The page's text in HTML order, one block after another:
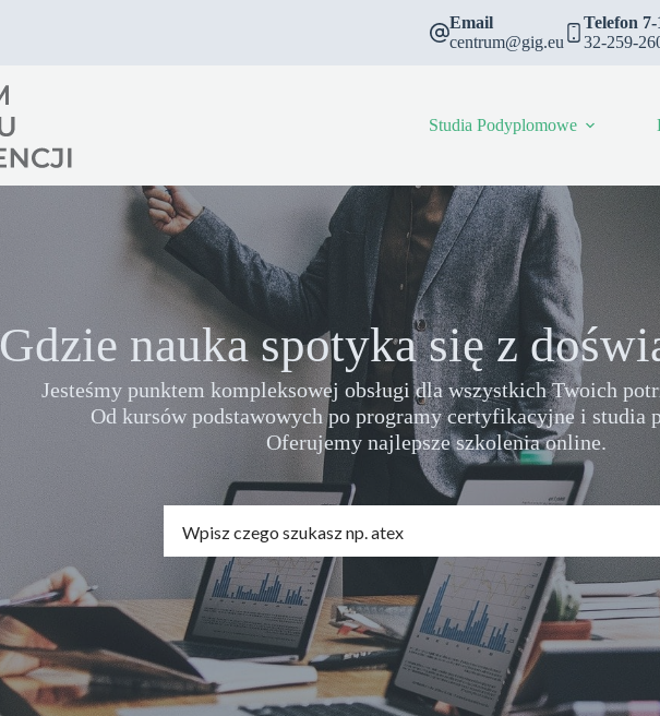
Email
centrum@gig.eu
Telefon 7-
32-259-
Studia Podyplomowe
Gdzie nauka spotyka się z
Jesteśmy punktem kompleksowej obsługi dla wszystkich Twoich
Od kursów podstawowych po programy certyfikacyjne i studia
Oferujemy najlepsze szkolenia online.